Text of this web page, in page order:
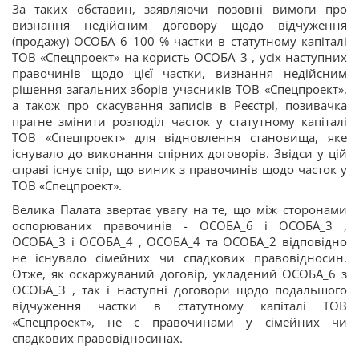
За таких обставин, заявляючи позовні вимоги про
визнання недійсним договору щодо відчуження
(продажу) ОСОБА_6 100 % частки в статутному капіталі
ТОВ «Спецпроект» на користь ОСОБА_3 , усіх наступних
правочинів щодо цієї частки, визнання недійсним
рішення загальних зборів учасників ТОВ «Спецпроект»,
а також про скасування записів в Реєстрі, позивачка
прагне змінити розподіл часток у статутному капіталі
ТОВ «Спецпроект» для відновлення становища, яке
існувало до виконання спірних договорів. Звідси у цій
справі існує спір, що виник з правочинів щодо часток у
ТОВ «Спецпроект».
Велика Палата звертає увагу на те, що між сторонами
оспорюваних правочинів - ОСОБА_6 і ОСОБА_3 ,
ОСОБА_3 і ОСОБА_4 , ОСОБА_4 та ОСОБА_2 відповідно
не існувало сімейних чи спадкових правовідносин.
Отже, як оскаржуваний договір, укладений ОСОБА_6 з
ОСОБА_3 , так і наступні договори щодо подальшого
відчуження частки в статутному капіталі ТОВ
«Спецпроект», не є правочинами у сімейних чи
спадкових правовідносинах.